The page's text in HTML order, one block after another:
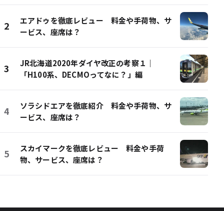
2
エアドゥを徹底レビュー 料金や手荷物、サ
ービス、座席は？
3
JR北海道2020年ダイヤ改正の考察１｜
「H100系、DECMOってなに？」編
4
ソラシドエアを徹底紹介 料金や手荷物、サ
ービス、座席は？
5
スカイマークを徹底レビュー 料金や手荷
物、サービス、座席は？